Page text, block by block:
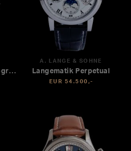
Annual Calendar Chronograph
A. LANGE & SÖHNE
Langematik Perpetual
EUR 54.500,-